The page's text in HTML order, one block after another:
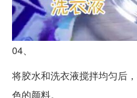
04、
将胶水和洗衣液搅拌均匀后
色的颜料。